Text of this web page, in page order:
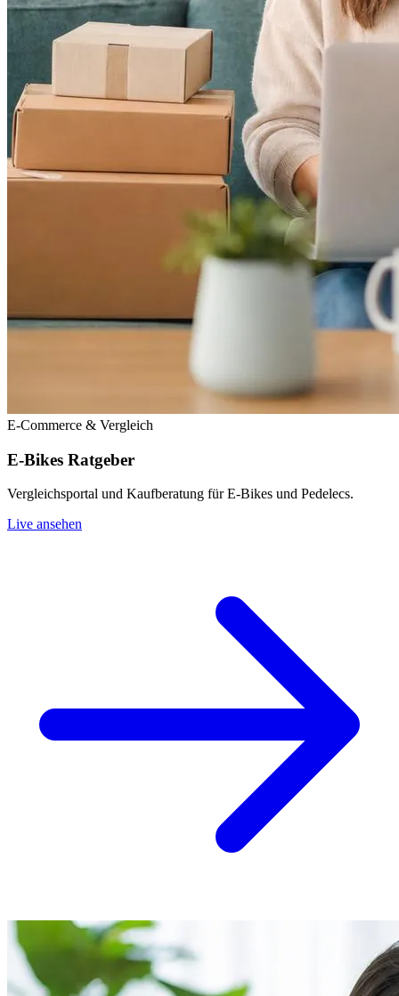
E-Commerce & Vergleich
E-Bikes Ratgeber
Vergleichsportal und Kaufberatung für E-Bikes und Pedelecs.
Live ansehen